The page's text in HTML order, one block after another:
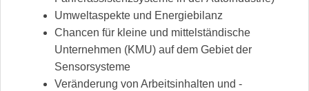
Umweltaspekte und Energiebilanz
Chancen für kleine und mittelständische
Unternehmen (KMU) auf dem Gebiet der
Sensorsysteme
Veränderung von Arbeitsinhalten und -